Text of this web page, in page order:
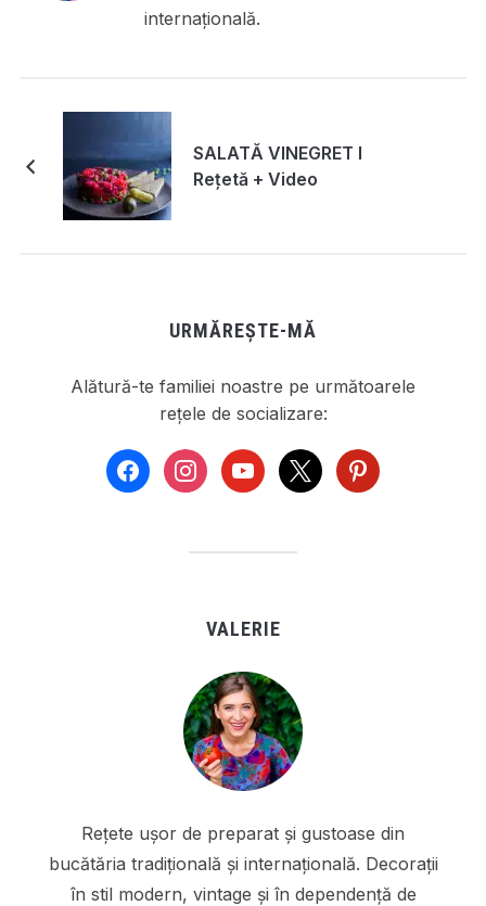
internațională.
SALATĂ VINEGRET I
Rețetă + Video
URMĂREȘTE-MĂ
Alătură-te familiei noastre pe următoarele
rețele de socializare:
facebookinstagramyoutube
x pinterest
VALERIE
Rețete ușor de preparat și gustoase din
bucătăria tradițională și internațională. Decorații
în stil modern, vintage și în dependență de